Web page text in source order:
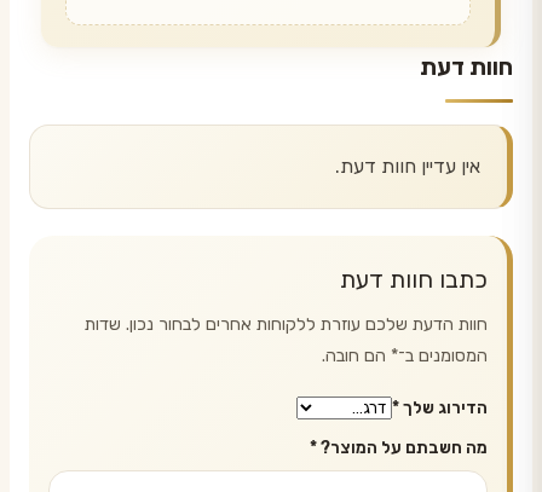
חוות דעת
אין עדיין חוות דעת.
כתבו חוות דעת
חוות הדעת שלכם עוזרת ללקוחות אחרים לבחור נכון. שדות
המסומנים ב־* הם חובה.
הדירוג שלך*
מה חשבתם על המוצר?*